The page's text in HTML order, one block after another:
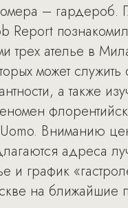
– гардероб.
Report
трех ателье в
может
а также
Вниманию
адреса
и график
на ближайшие